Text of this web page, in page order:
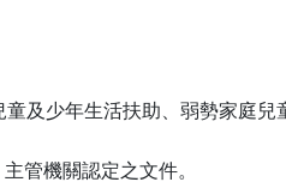
及少年生活扶助、弱勢家庭兒
管機關認定之文件。